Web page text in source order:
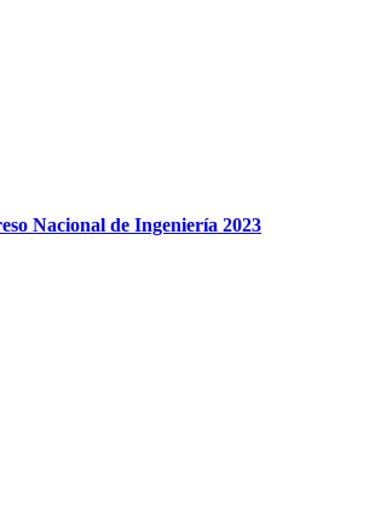
Nacional de Ingeniería 2023